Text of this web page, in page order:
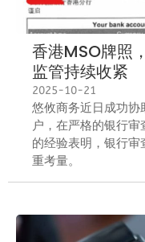
香港MSO牌照
监管持续收紧
2025-10-21
悠攸商务近日成功协
户，在严格的银行
的经验表明，银行审
重考量。